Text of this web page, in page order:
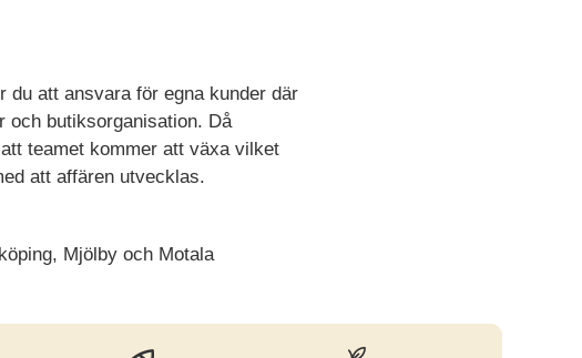
du att ansvara för egna kunder där
och butiksorganisation. Då
teamet kommer att växa vilket
att affären utvecklas.
Mjölby och Motala